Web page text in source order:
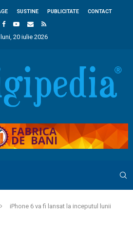
SUSTINE PUBLICITATE CONTACT
luni, 20 iulie 2026
iPhone 6 va fi lansat la inceputul lunii